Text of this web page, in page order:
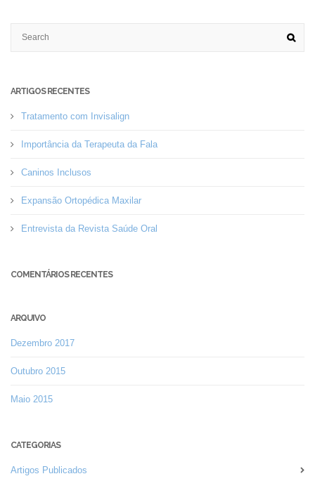
ARTIGOS RECENTES
Tratamento com Invisalign
Importância da Terapeuta da Fala
Caninos Inclusos
Expansão Ortopédica Maxilar
Entrevista da Revista Saúde Oral
COMENTÁRIOS RECENTES
ARQUIVO
Dezembro 2017
Outubro 2015
Maio 2015
CATEGORIAS
Artigos Publicados